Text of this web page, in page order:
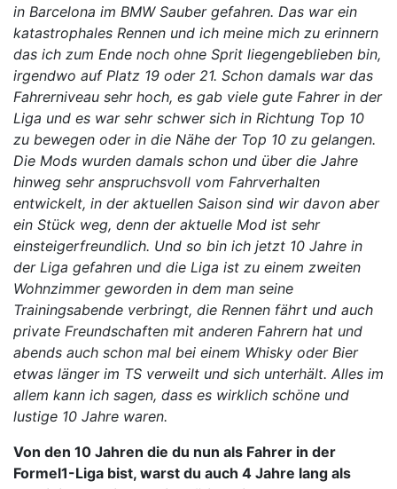
in Barcelona im BMW Sauber gefahren. Das war ein
katastrophales Rennen und ich meine mich zu erinnern
das ich zum Ende noch ohne Sprit liegengeblieben bin,
irgendwo auf Platz 19 oder 21. Schon damals war das
Fahrerniveau sehr hoch, es gab viele gute Fahrer in der
Liga und es war sehr schwer sich in Richtung Top 10
zu bewegen oder in die Nähe der Top 10 zu gelangen.
Die Mods wurden damals schon und über die Jahre
hinweg sehr anspruchsvoll vom Fahrverhalten
entwickelt, in der aktuellen Saison sind wir davon aber
ein Stück weg, denn der aktuelle Mod ist sehr
einsteigerfreundlich. Und so bin ich jetzt 10 Jahre in
der Liga gefahren und die Liga ist zu einem zweiten
Wohnzimmer geworden in dem man seine
Trainingsabende verbringt, die Rennen fährt und auch
private Freundschaften mit anderen Fahrern hat und
abends auch schon mal bei einem Whisky oder Bier
etwas länger im TS verweilt und sich unterhält. Alles im
allem kann ich sagen, dass es wirklich schöne und
lustige 10 Jahre waren.
Von den 10 Jahren die du nun als Fahrer in der
Formel1-Liga bist, warst du auch 4 Jahre lang als